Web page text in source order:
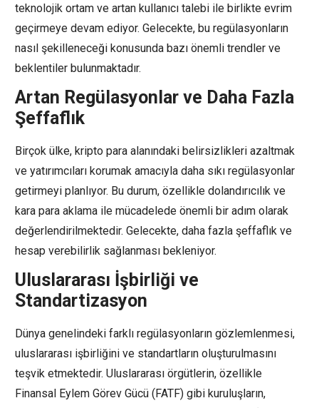
teknolojik ortam ve artan kullanıcı talebi ile birlikte evrim
geçirmeye devam ediyor. Gelecekte, bu regülasyonların
nasıl şekilleneceği konusunda bazı önemli trendler ve
beklentiler bulunmaktadır.
Artan Regülasyonlar ve Daha Fazla
Şeffaflık
Birçok ülke, kripto para alanındaki belirsizlikleri azaltmak
ve yatırımcıları korumak amacıyla daha sıkı regülasyonlar
getirmeyi planlıyor. Bu durum, özellikle dolandırıcılık ve
kara para aklama ile mücadelede önemli bir adım olarak
değerlendirilmektedir. Gelecekte, daha fazla şeffaflık ve
hesap verebilirlik sağlanması bekleniyor.
Uluslararası İşbirliği ve
Standartizasyon
Dünya genelindeki farklı regülasyonların gözlemlenmesi,
uluslararası işbirliğini ve standartların oluşturulmasını
teşvik etmektedir. Uluslararası örgütlerin, özellikle
Finansal Eylem Görev Gücü (FATF) gibi kuruluşların,